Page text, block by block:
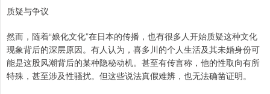
质疑与争议
然而，随着“娘化文化”在日本的传播，也有很多人开始质疑这种文化
现象背后的深层原因。有人认为，喜多川的个人生活及其未婚身份可
能是这股风潮背后的某种隐秘动机。甚至有传言称，他的性取向有所
特殊，甚至涉及性骚扰。但这些说法真假难辨，也无法确凿证明。